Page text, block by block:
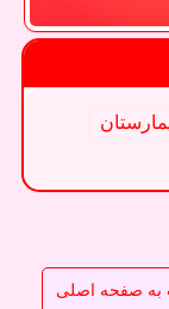
به صفحه اصلی